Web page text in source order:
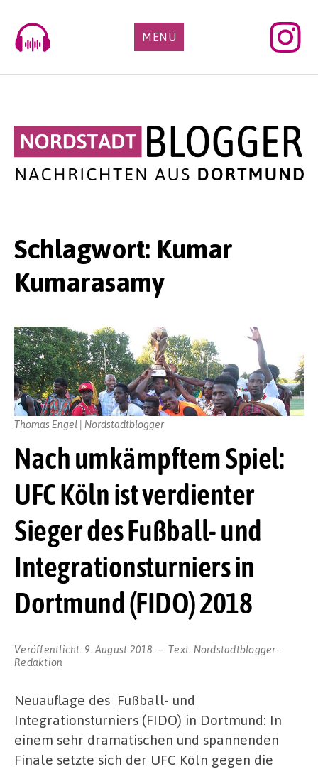
content
MENÜ
Schlagwort: Kumar
Kumarasamy
Nach umkämpftem Spiel:
UFC Köln ist verdienter
Sieger des Fußball- und
Integrationsturniers in
Dortmund (FIDO) 2018
Veröffentlicht: 9. August 2018 Text: Nordstadtblogger-
Redaktion
Thomas Engel | Nordstadtblogger
Neuauflage des Fußball- und
Integrationsturniers (FIDO) in Dortmund: In
einem sehr dramatischen und spannenden
Finale setzte sich der UFC Köln gegen die